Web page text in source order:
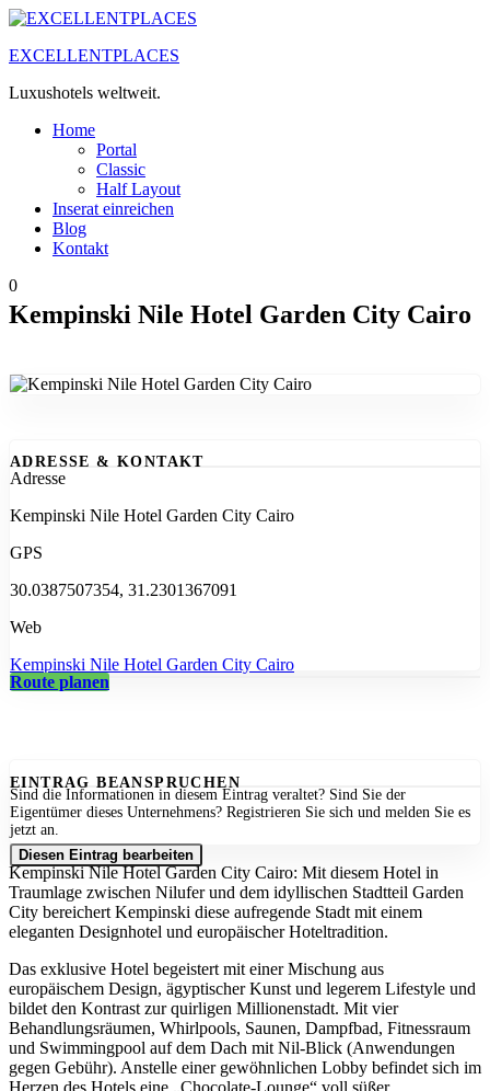
Zum
springen
EXCELLENTPLACES
Luxushotels weltweit.
Home
Portal
Classic
Half Layout
Inserat einreichen
Blog
Kontakt
0
Kempinski Nile Hotel Garden City Cairo
ADRESSE & KONTAKT
Adresse
Kempinski Nile Hotel Garden City Cairo
GPS
30.0387507354, 31.2301367091
Web
Kempinski Nile Hotel Garden City Cairo
Route planen
EINTRAG BEANSPRUCHEN
Sind die Informationen in diesem Eintrag veraltet? Sind Sie der
Eigentümer dieses Unternehmens? Registrieren Sie sich und melden Sie es
jetzt an.
Diesen Eintrag bearbeiten
Kempinski Nile Hotel Garden City Cairo: Mit diesem Hotel in
Traumlage zwischen Nilufer und dem idyllischen Stadtteil Garden
City bereichert Kempinski diese aufregende Stadt mit einem
eleganten Designhotel und europäischer Hoteltradition.
Das exklusive Hotel begeistert mit einer Mischung aus
europäischem Design, ägyptischer Kunst und legerem Lifestyle und
bildet den Kontrast zur quirligen Millionenstadt. Mit vier
Behandlungsräumen, Whirlpools, Saunen, Dampfbad, Fitnessraum
und Swimmingpool auf dem Dach mit Nil-Blick (Anwendungen
gegen Gebühr). Anstelle einer gewöhnlichen Lobby befindet sich im